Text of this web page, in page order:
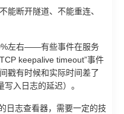
能断开隧道、不能重连、
左右——有些事件在服务
keepalive timeout”事件
戳有时候和实际时间差了
入日志的延迟）。
日志查看器，需要一定的技